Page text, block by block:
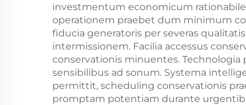
DC
investmentum economicum
operationem praebet dum minimum
fiducia generatoris per severas
intermissionem. Facilia accessus
conservationis minuentes.
sensibilibus ad sonum. Systema
permittit, scheduling conservationis
promptam potentiam durante